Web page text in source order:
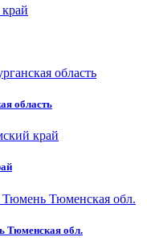
область
Тюменская обл.